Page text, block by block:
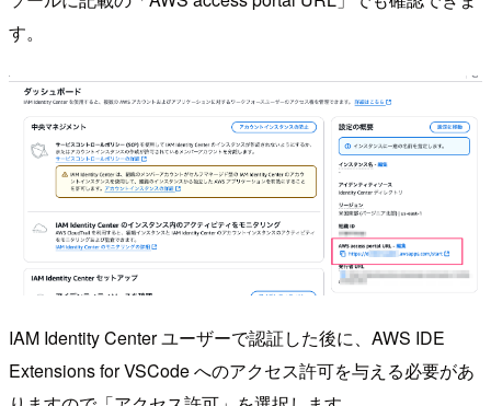
す。
IAM Identity Center ユーザーで認証した後に、AWS IDE
Extensions for VSCode へのアクセス許可を与える必要があ